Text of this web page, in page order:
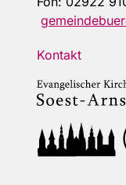
Kontakt